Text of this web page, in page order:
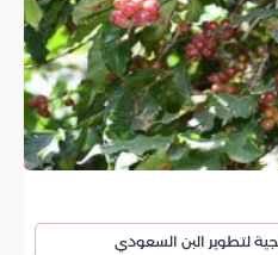
لتطوير البن السعودي